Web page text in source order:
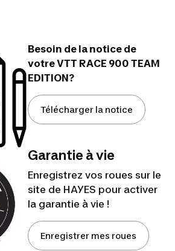
Besoin de la notice de
votre VTT RACE 900 TEAM
EDITION?
Télécharger la notice
Garantie à vie
Enregistrez vos roues sur le
site de HAYES pour activer
la garantie à vie !
Enregistrer mes roues